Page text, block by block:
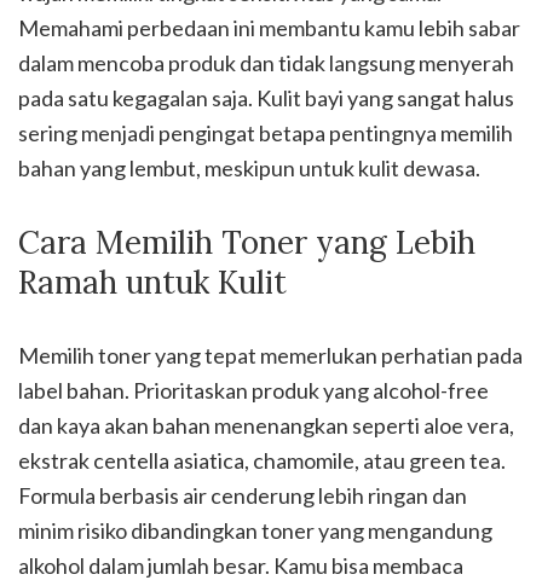
Memahami perbedaan ini membantu kamu lebih sabar
dalam mencoba produk dan tidak langsung menyerah
pada satu kegagalan saja. Kulit bayi yang sangat halus
sering menjadi pengingat betapa pentingnya memilih
bahan yang lembut, meskipun untuk kulit dewasa.
Cara Memilih Toner yang Lebih
Ramah untuk Kulit
Memilih toner yang tepat memerlukan perhatian pada
label bahan. Prioritaskan produk yang alcohol-free
dan kaya akan bahan menenangkan seperti aloe vera,
ekstrak centella asiatica, chamomile, atau green tea.
Formula berbasis air cenderung lebih ringan dan
minim risiko dibandingkan toner yang mengandung
alkohol dalam jumlah besar. Kamu bisa membaca